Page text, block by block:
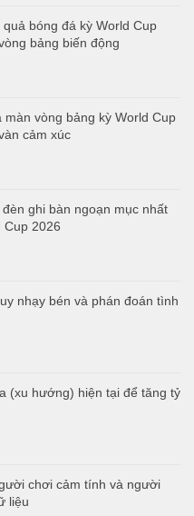
bóng đá kỳ World Cup
bảng biến động
vòng bảng kỳ World Cup
cảm xúc
ghi bàn ngoạn mục nhất
Cup 2026
nhạy bén và phán đoán tình
(xu hướng) hiện tại để tăng tỷ
chơi cảm tính và người
liệu